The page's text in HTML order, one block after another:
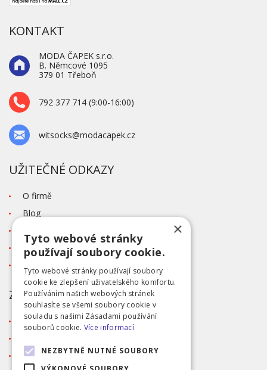
KONTAKT
MODA ČAPEK s.r.o.
B. Němcové 1095
379 01 Třeboň
792 377 714 (9:00-16:00)
witsocks@modacapek.cz
UŽITEČNÉ ODKAZY
O firmě
Blog
Tabulka velikostí
Ochrana osobních údajů GDPR
ZÁKAZNICKÝ SERVIS
Obchodní podmínky
Reklamace
×
Tyto webové stránky
používají soubory cookie.
Tyto webové stránky používají soubory
cookie ke zlepšení uživatelského komfortu.
Používáním našich webových stránek
souhlasíte se všemi soubory cookie v
souladu s našimi Zásadami používání
souborů cookie. Více informací
NEZBYTNĚ NUTNÉ SOUBORY